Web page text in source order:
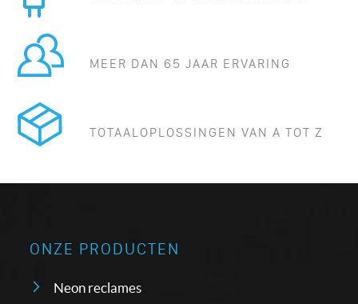
MEER DAN 65 JAAR ERVARING
TOTAALOPLOSSINGEN VAN A TOT Z
ONZE PRODUCTEN
Neon reclames